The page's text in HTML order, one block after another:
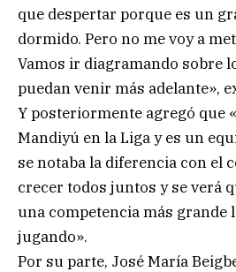
que despertar porque es un
dormido. Pero no me voy a
Vamos ir diagramando sobre
puedan venir más adelante»,
Y posteriormente agregó que
Mandiyú en la Liga y es un
se notaba la diferencia con el
crecer todos juntos y se verá
una competencia más grande
jugando».
Por su parte, José María